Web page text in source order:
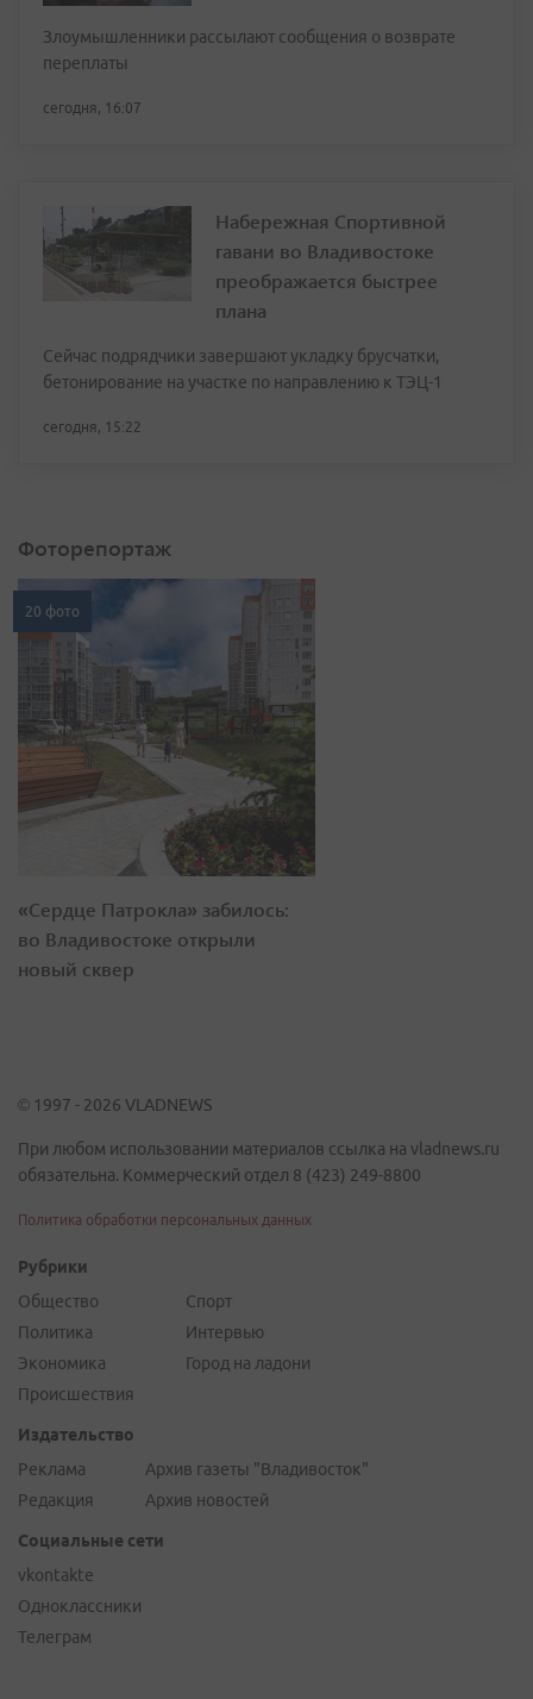
Злоумышленники рассылают сообщения о возврате
переплаты
сегодня, 16:07
Набережная Спортивной
гавани во Владивостоке
преображается быстрее
плана
Сейчас подрядчики завершают укладку брусчатки,
бетонирование на участке по направлению к ТЭЦ-1
сегодня, 15:22
Фоторепортаж
20 фото
«Сердце Патрокла» забилось:
во Владивостоке открыли
новый сквер
© 1997 - 2026 VLADNEWS
При любом использовании материалов ссылка на vladnews.ru
обязательна. Коммерческий отдел 8 (423) 249-8800
Политика обработки персональных данных
Рубрики
Общество
Политика
Экономика
Происшествия
Спорт
Интервью
Город на ладони
Издательство
Реклама
Редакция
Архив газеты "Владивосток"
Архив новостей
Социальные сети
vkontakte
Одноклассники
Телеграм